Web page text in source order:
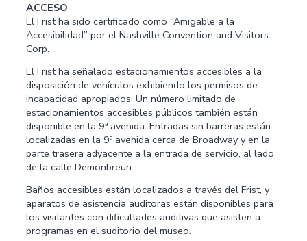
ACCESO
El Frist ha sido certificado como “Amigable a la
Accesibilidad” por el Nashville Convention and Visitors
Corp.
El Frist ha señalado estacionamientos accesibles a la
disposición de vehículos exhibiendo los permisos de
incapacidad apropiados. Un número limitado de
estacionamientos accesibles públicos también están
disponible en la 9ª avenida. Entradas sin barreras están
localizadas en la 9ª avenida cerca de Broadway y en la
parte trasera adyacente a la entrada de servicio, al lado
de la calle Demonbreun.
Baños accesibles están localizados a través del Frist, y
aparatos de asistencia auditoras están disponibles para
los visitantes con dificultades auditivas que asisten a
programas en el suditorio del museo.